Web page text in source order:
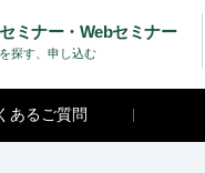
セミナー・Webセミナー
を探す、申し込む
あるご質問